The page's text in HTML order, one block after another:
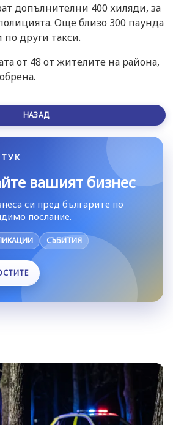
допълнителни 400 хиляди, за
Още близо 300 паунда
други такси.
от 48 от жителите на района,
НАЗАД
вашият бизнес
си пред българите по
послание.
СЪБИТИЯ